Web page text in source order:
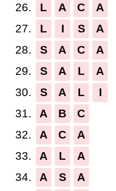
26.
L A C
A
27.
L I S
A
28.
S A C
A
29.
S A L
A
30.
S A L
I
31.
A B
C
32.
A C
A
33.
A L
A
34.
A S
A